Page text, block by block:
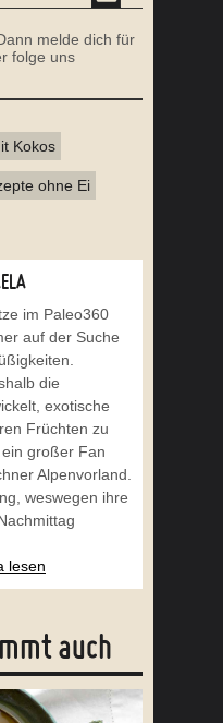
melde dich für
folge uns
Kokos
ohne Ei
im Paleo360
auf der Suche
die
exotische
Früchten zu
großer Fan
Alpenvorland.
weswegen ihre
lesen
auch